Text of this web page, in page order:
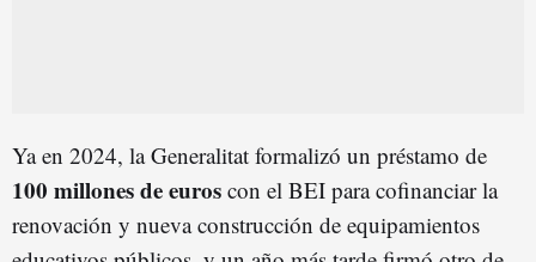
Ya en 2024, la Generalitat formalizó un préstamo de
100 millones de euros con el BEI para cofinanciar la
renovación y nueva construcción de equipamientos